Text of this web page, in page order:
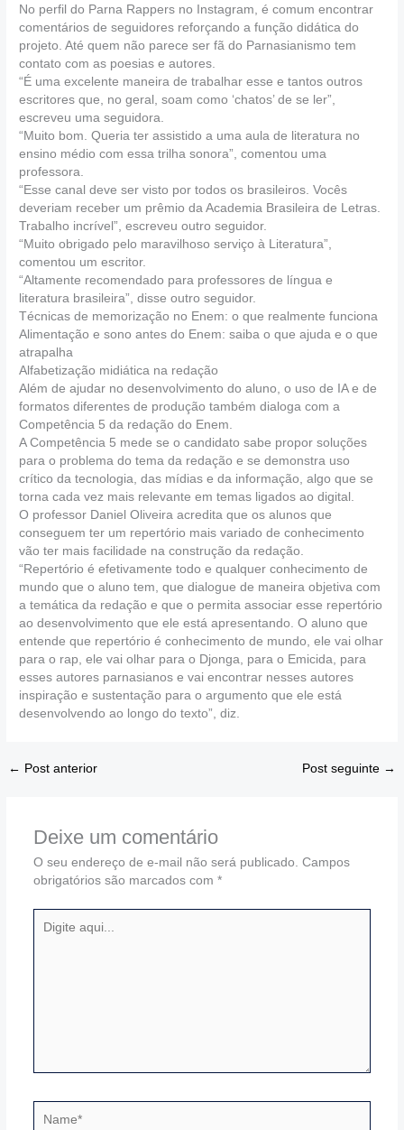
No perfil do Parna Rappers no Instagram, é comum encontrar
comentários de seguidores reforçando a função didática do
projeto. Até quem não parece ser fã do Parnasianismo tem
contato com as poesias e autores.
“É uma excelente maneira de trabalhar esse e tantos outros
escritores que, no geral, soam como ‘chatos’ de se ler”,
escreveu uma seguidora.
“Muito bom. Queria ter assistido a uma aula de literatura no
ensino médio com essa trilha sonora”, comentou uma
professora.
“Esse canal deve ser visto por todos os brasileiros. Vocês
deveriam receber um prêmio da Academia Brasileira de Letras.
Trabalho incrível”, escreveu outro seguidor.
“Muito obrigado pelo maravilhoso serviço à Literatura”,
comentou um escritor.
“Altamente recomendado para professores de língua e
literatura brasileira”, disse outro seguidor.
Técnicas de memorização no Enem: o que realmente funciona
Alimentação e sono antes do Enem: saiba o que ajuda e o que
atrapalha
Alfabetização midiática na redação
Além de ajudar no desenvolvimento do aluno, o uso de IA e de
formatos diferentes de produção também dialoga com a
Competência 5 da redação do Enem.
A Competência 5 mede se o candidato sabe propor soluções
para o problema do tema da redação e se demonstra uso
crítico da tecnologia, das mídias e da informação, algo que se
torna cada vez mais relevante em temas ligados ao digital.
O professor Daniel Oliveira acredita que os alunos que
conseguem ter um repertório mais variado de conhecimento
vão ter mais facilidade na construção da redação.
“Repertório é efetivamente todo e qualquer conhecimento de
mundo que o aluno tem, que dialogue de maneira objetiva com
a temática da redação e que o permita associar esse repertório
ao desenvolvimento que ele está apresentando. O aluno que
entende que repertório é conhecimento de mundo, ele vai olhar
para o rap, ele vai olhar para o Djonga, para o Emicida, para
esses autores parnasianos e vai encontrar nesses autores
inspiração e sustentação para o argumento que ele está
desenvolvendo ao longo do texto”, diz.
← Post anterior Post seguinte →
Deixe um comentário
O seu endereço de e-mail não será publicado. Campos
obrigatórios são marcados com *
aqui...